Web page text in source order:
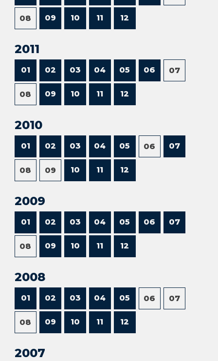
08 09 10 11 12
2011
01 02 03 04 05 06 07
08 09 10 11 12
2010
01 02 03 04 05 06 07
08 09 10 11 12
2009
01 02 03 04 05 06 07
08 09 10 11 12
2008
01 02 03 04 05 06 07
08 09 10 11 12
2007